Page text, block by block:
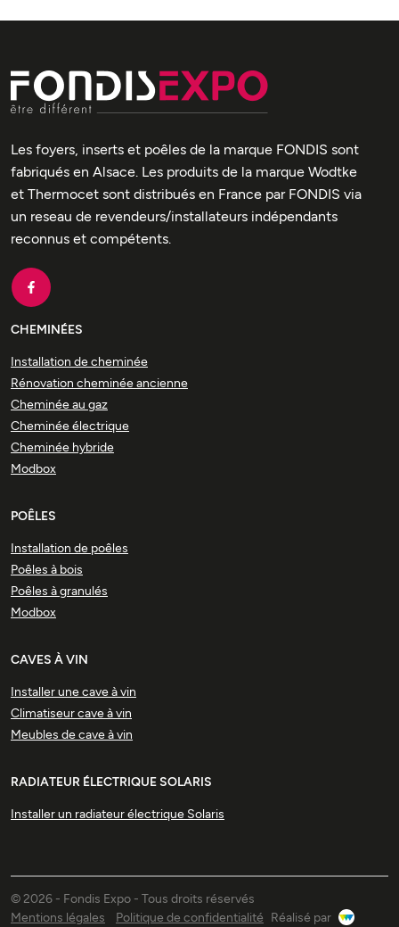
Les foyers, inserts et poêles de la marque FONDIS sont
fabriqués en Alsace. Les produits de la marque Wodtke
et Thermocet sont distribués en France par FONDIS via
un reseau de revendeurs/installateurs indépendants
reconnus et compétents.
CHEMINÉES
Installation de cheminée
Rénovation cheminée ancienne
Cheminée au gaz
Cheminée électrique
Cheminée hybride
Modbox
POÊLES
Installation de poêles
Poêles à bois
Poêles à granulés
Modbox
CAVES À VIN
Installer une cave à vin
Climatiseur cave à vin
Meubles de cave à vin
RADIATEUR ÉLECTRIQUE SOLARIS
Installer un radiateur électrique Solaris
© 2026 - Fondis Expo - Tous droits réservés
Mentions légales
Politique de confidentialité Réalisé par